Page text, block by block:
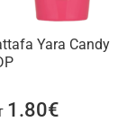
Yara Candy
1.80€